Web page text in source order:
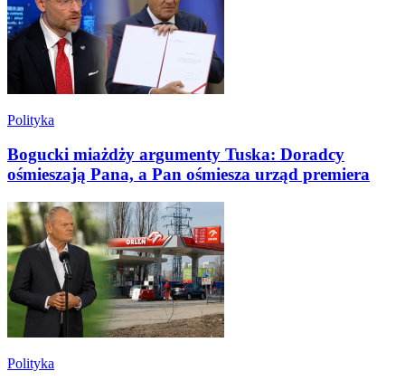
Polityka
Bogucki miażdży argumenty Tuska: Doradcy
ośmieszają Pana, a Pan ośmiesza urząd premiera
Polityka